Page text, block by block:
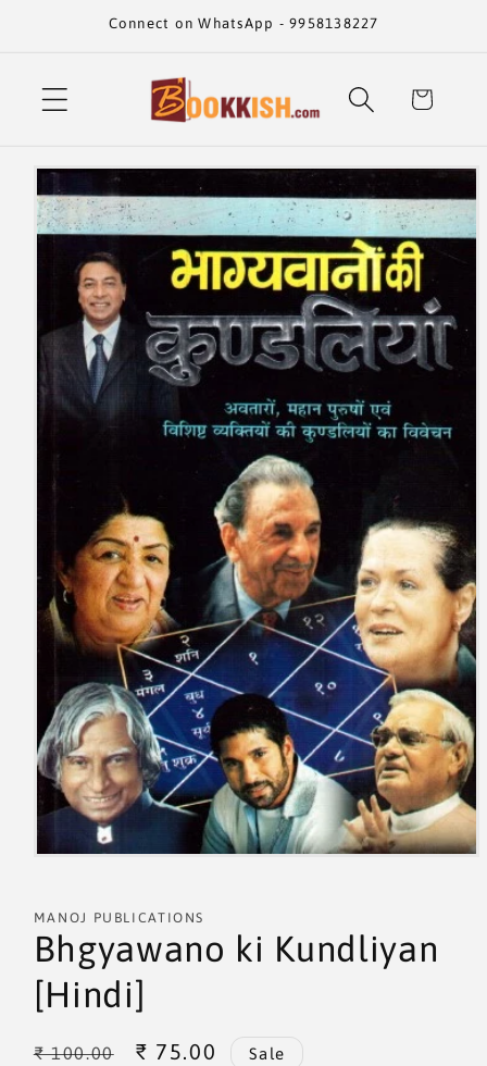
Skip toConnect on WhatsApp - 9958138227
Cart
Skip to
product
information
MANOJ PUBLICATIONS
Bhgyawano ki Kundliyan
[Hindi]
Regular
₹ 100.00
Sale
₹ 75.00 Sale